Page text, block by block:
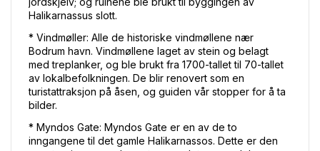
Halikarnassus slott.
* Vindmøller: Alle de historiske vindmøllene nær
Bodrum havn. Vindmøllene laget av stein og belagt
med treplanker, og ble brukt fra 1700-tallet til 70-tallet
av lokalbefolkningen. De blir renovert som en
turistattraksjon på åsen, og guiden vår stopper for å ta
bilder.
* Myndos Gate: Myndos Gate er en av de to
inngangene til det gamle Halikarnassos. Dette er den